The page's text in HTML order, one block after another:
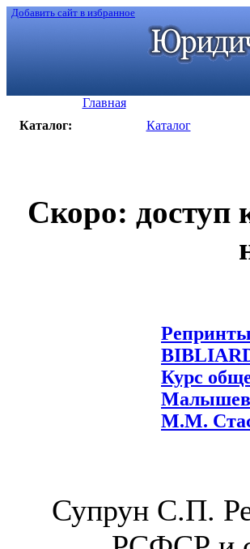
Добавить сайт в избранное
Главная
Каталог:
Каталог
Скоро: доступ
Курс
Малышев
М.М.
Супрун С.П.